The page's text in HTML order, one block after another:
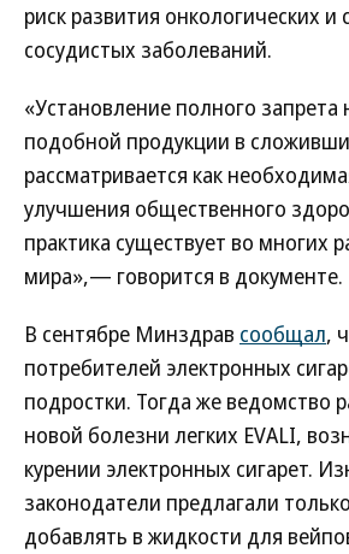
риск развития онкологических и
сосудистых заболеваний.
«Установление полного запрета
подобной продукции в
рассматривается как
улучшения общественного
практика существует во многих
мира»,— говорится в документе.
В сентябре Минздрав сообщал,
потребителей электронных
подростки. Тогда же ведомство
новой болезни легких EVALI,
курении электронных сигарет.
законодатели предлагали
добавлять в жидкости для